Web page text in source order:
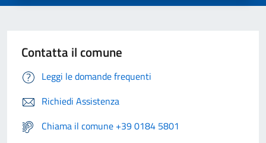
Contatta il comune
Leggi le domande frequenti
Richiedi Assistenza
Chiama il comune +39 0184 5801